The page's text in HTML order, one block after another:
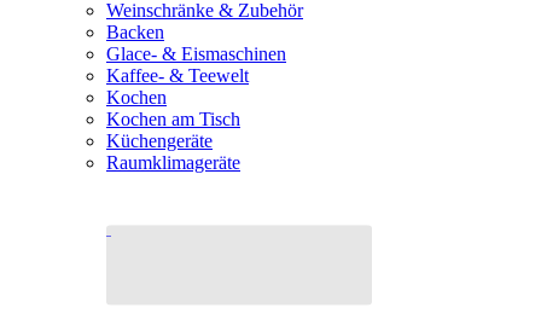
Weinschränke & Zubehör
Backen
Glace- & Eismaschinen
Kaffee- & Teewelt
Kochen
Kochen am Tisch
Küchengeräte
Raumklimageräte